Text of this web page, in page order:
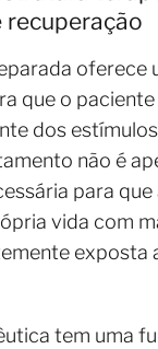
recuperação
oferece
que o
dos
não é
para
vida com
exposta
tem uma